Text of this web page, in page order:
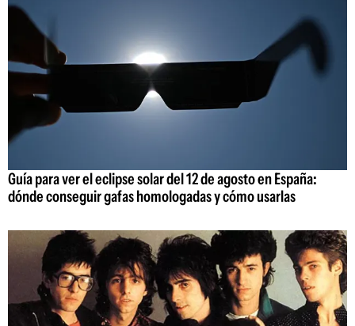
Guía para ver el eclipse solar del 12 de agosto en España:
dónde conseguir gafas homologadas y cómo usarlas